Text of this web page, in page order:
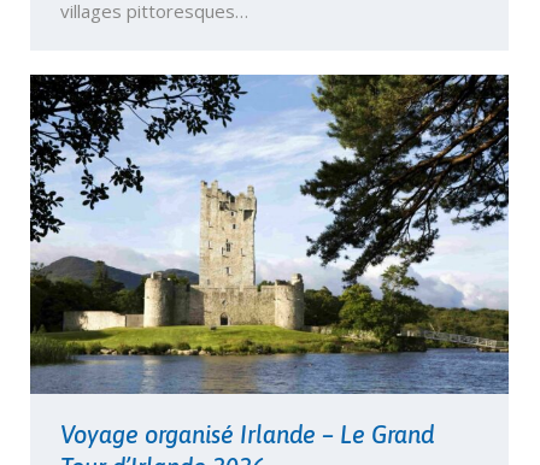
villages pittoresques…
Voyage organisé Irlande – Le Grand